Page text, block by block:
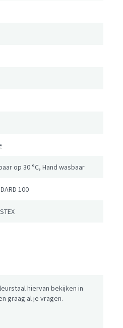
op 30 °C, Hand wasbaar
100
hiervan bekijken in
graag al je vragen.